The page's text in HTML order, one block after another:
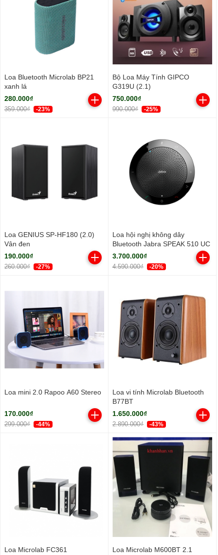
Loa Bluetooth Microlab BP21
xanh lá
280.000₫
359.000₫ -23%
Bộ Loa Máy Tính GIPCO
G319U (2.1)
750.000₫
990.000₫ -25%
Loa GENIUS SP-HF180 (2.0)
Vân đen
190.000₫
260.000₫ -27%
Loa hội nghị không dây
Bluetooth Jabra SPEAK 510 UC
3.700.000₫
4.590.000₫ -20%
Loa mini 2.0 Rapoo A60 Stereo
170.000₫
299.000₫ -44%
Loa vi tính Microlab Bluetooth
B77BT
1.650.000₫
2.890.000₫ -43%
Loa Microlab FC361
Loa Microlab M600BT 2.1